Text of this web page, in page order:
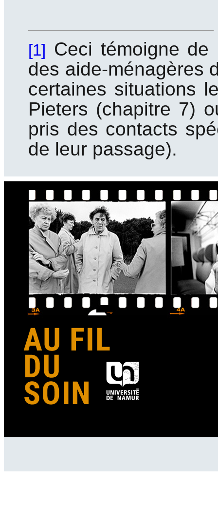
[1]
Ceci témoigne
des aide-ménagères
certaines situations
Pieters (chapitre 7)
pris des contacts
de leur passage).